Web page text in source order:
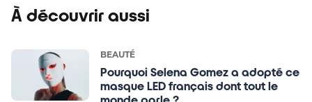
À découvrir aussi
BEAUTÉ
Pourquoi Selena Gomez a adopté ce
masque LED français dont tout le